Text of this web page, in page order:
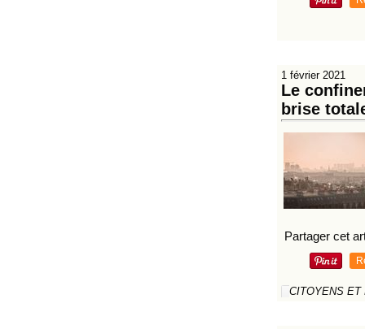
1 février 2021
Le
brise
Partager cet
CITOYENS ET